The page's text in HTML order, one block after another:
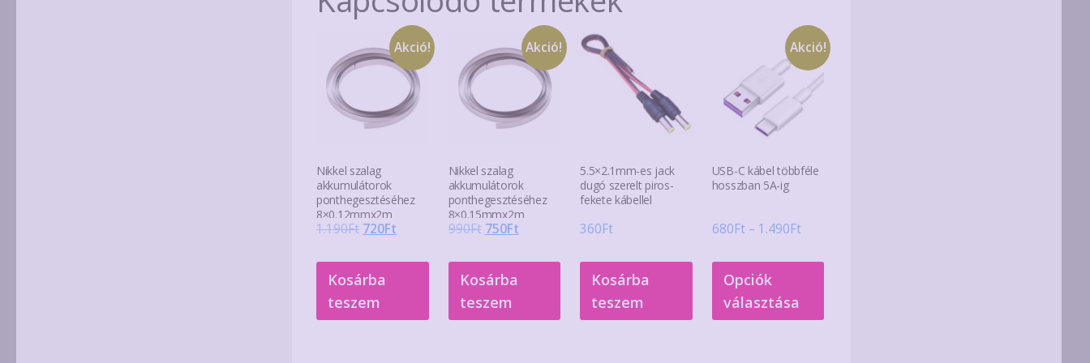
Akció!
Nikkel szalag
akkumulátorok
ponthegesztéséhez
8×0.12mmx2m
1.190Ft Original
was:
1.190Ft.
720Ft
Kosárba
teszem
Akció!
Nikkel szalag
akkumulátorok
ponthegesztéséhez
8×0.15mmx2m
990Ft Original
was:
990Ft.
750FtCurrent
Kosárba
teszem
5.5×2.1mm-es jack
dugó szerelt piros-
fekete kábellel
360Ft
Kosárba
teszem
Akció!
USB-C kábel többféle
hosszban 5A-ig
680Ft – 1.490FtÁrtartomány:
Opciók
választása
Ennek
több